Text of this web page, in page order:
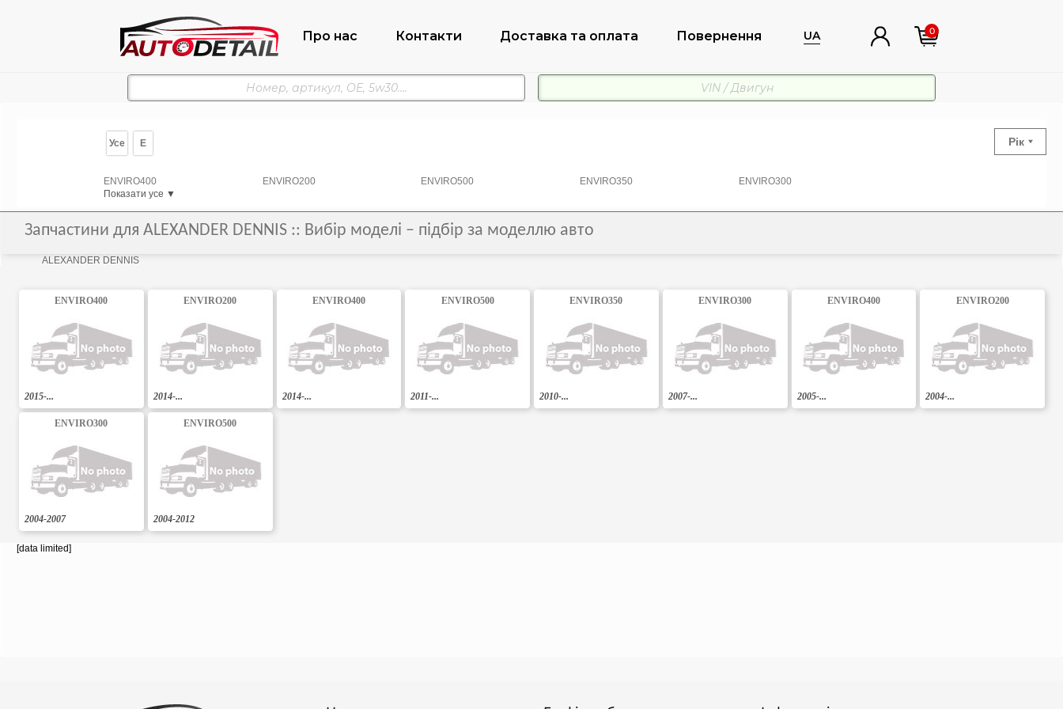
Про нас Контакти Доставка та оплата Повернення UA 0
Усе E Рік
ENVIRO400 ENVIRO200 ENVIRO500 ENVIRO350
ENVIRO300
Показати усе ▼
Запчастини для ALEXANDER DENNIS :: Вибір моделі – підбір за моделлю авто
ALEXANDER DENNIS
ENVIRO400
2015-...
ENVIRO200
2014-...
ENVIRO400
2014-...
ENVIRO500
2011-...
ENVIRO350
2010-...
ENVIRO300
2007-...
ENVIRO400
2005-...
ENVIRO200
2004-...
ENVIRO300
2004-2007
ENVIRO500
2004-2012
[data limited]